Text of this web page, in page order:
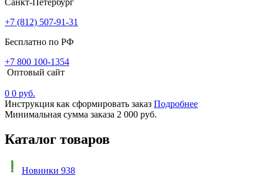
Санкт-Петербург
+7 (812) 507-91-31
Бесплатно по РФ
+7 800 100-1354
Оптовый сайт
0 0 руб.
Инструкция как сформировать заказ Подробнее
Минимальная сумма заказа 2 000 руб.
Каталог товаров
Новинки 938